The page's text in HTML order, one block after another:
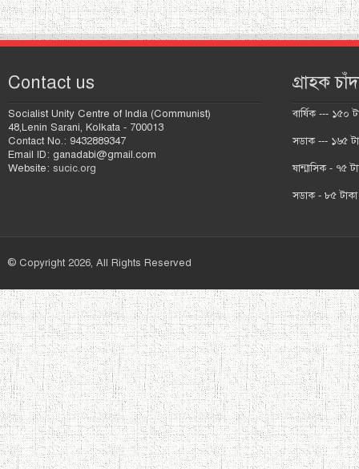
Contact us
Socialist Unity Centre of India (Communist)
48,Lenin Sarani, Kolkata - 700013
Contact No.: 9432889347
Email ID: ganadabi@gmail.com
Website:sucic.org
গ্রাহক
বার্ষিক --- ১৫০
সডাক --- ১৬৫
ষান্মাসিক - ৭৫
সডাক - ৮৫ টাকা
© Copyright 2026, All Rights Reserved